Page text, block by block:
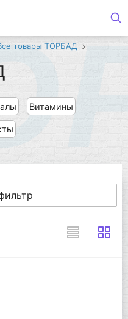
товары ТОРБАД
Витамины